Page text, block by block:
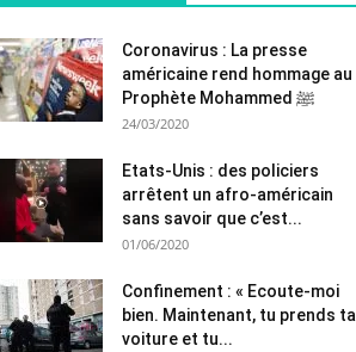
Coronavirus : La presse
américaine rend hommage au
Prophète Mohammed ﷺ
24/03/2020
Etats-Unis : des policiers
arrêtent un afro-américain
sans savoir que c’est...
01/06/2020
Confinement : « Ecoute-moi
bien. Maintenant, tu prends ta
voiture et tu...